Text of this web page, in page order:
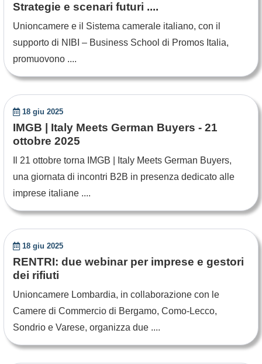
Strategie e scenari futuri ....
Unioncamere e il Sistema camerale italiano, con il
supporto di NIBI – Business School di Promos Italia,
promuovono ....
18 giu 2025
IMGB | Italy Meets German Buyers - 21
ottobre 2025
Il 21 ottobre torna IMGB | Italy Meets German Buyers,
una giornata di incontri B2B in presenza dedicato alle
imprese italiane ....
18 giu 2025
RENTRI: due webinar per imprese e gestori
dei rifiuti
Unioncamere Lombardia, in collaborazione con le
Camere di Commercio di Bergamo, Como-Lecco,
Sondrio e Varese, organizza due ....